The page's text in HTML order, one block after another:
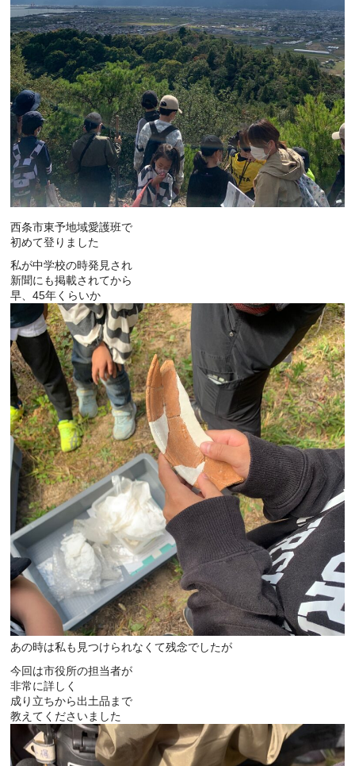
西条市東予地域愛護班で
初めて登りました
私が中学校の時発見され
新聞にも掲載されてから
早、45年くらいか
あの時は私も見つけられなくて残念でしたが
今回は市役所の担当者が
非常に詳しく
成り立ちから出土品まで
教えてくださいました